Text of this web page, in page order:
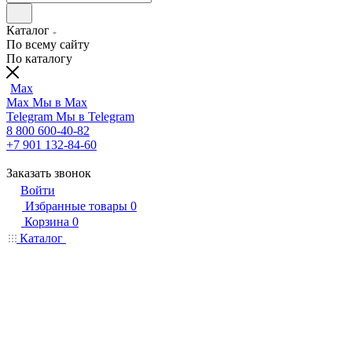
Каталог
По всему сайту
По каталогу
Max
Max Мы в Max
Telegram Мы в Telegram
8 800 600-40-82
+7 901 132-84-60
Заказать звонок
Войти
Избранные товары 0
Корзина 0
Каталог